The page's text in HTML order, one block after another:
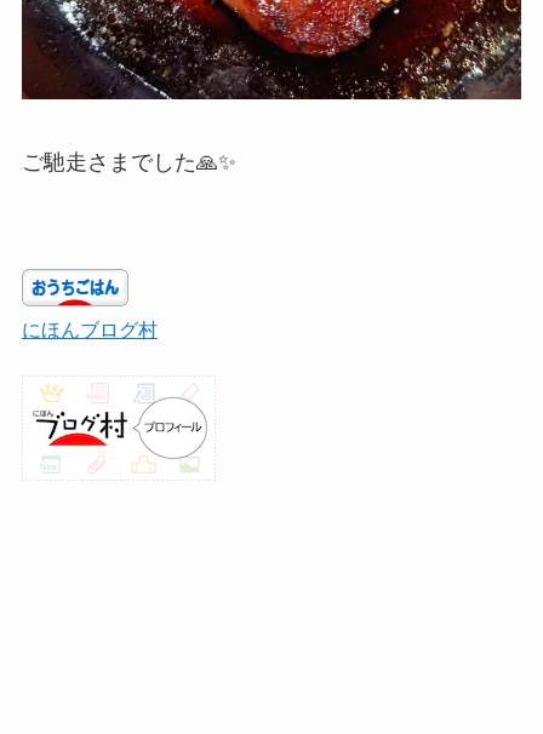
ご馳走さまでした🙏✨
にほんブログ村